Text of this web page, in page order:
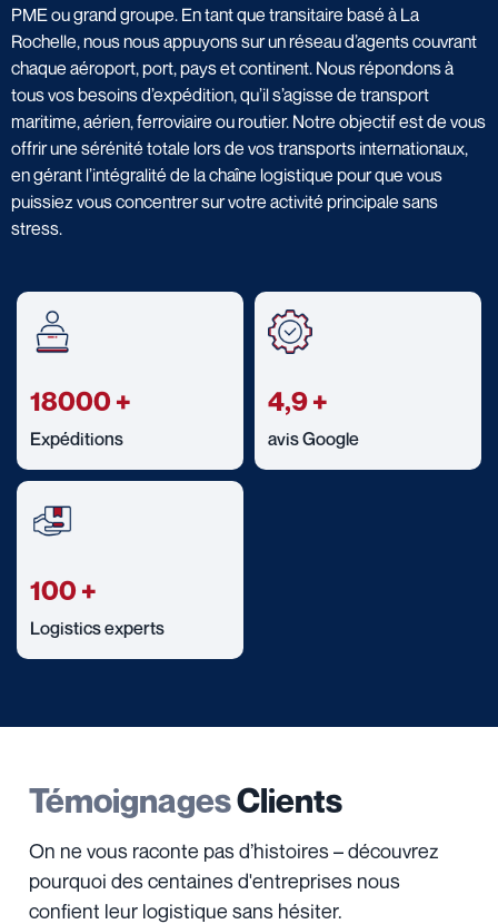
PME ou grand groupe. En tant que transitaire basé à La
Rochelle, nous nous appuyons sur un réseau d’agents couvrant
chaque aéroport, port, pays et continent. Nous répondons à
tous vos besoins d’expédition, qu’il s’agisse de transport
maritime, aérien, ferroviaire ou routier. Notre objectif est de vous
offrir une sérénité totale lors de vos transports internationaux,
en gérant l’intégralité de la chaîne logistique pour que vous
puissiez vous concentrer sur votre activité principale sans
stress.
18000+
Expéditions
4,9+
avis Google
100+
Logistics experts
TémoignagesClients
On ne vous raconte pas d’histoires – découvrez
pourquoi des centaines d'entreprises nous
confient leur logistique sans hésiter.